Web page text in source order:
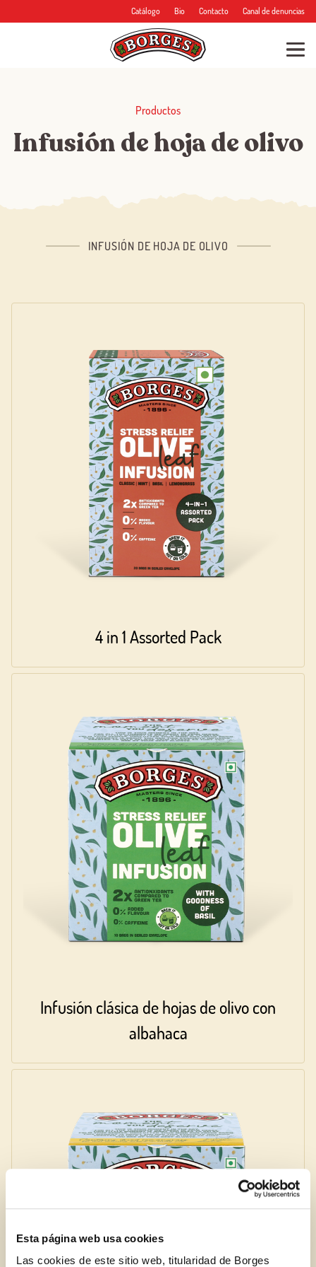
Esta página web usa cookies
Las cookies de este sitio web, titularidad de Borges
Catálogo Bio Contacto Canal de denuncias
Productos
Infusión de hoja de olivo
INFUSIÓN DE HOJA DE OLIVO
4 in 1 Assorted Pack
Infusión clásica de hojas de olivo con
albahaca